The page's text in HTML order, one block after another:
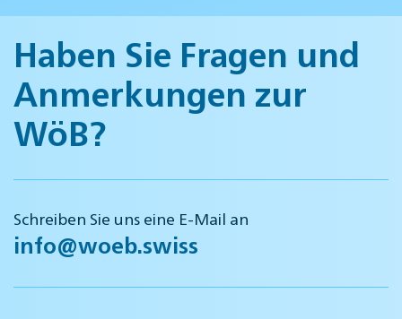
Haben Sie Fragen und
Anmerkungen zur
WöB?
Schreiben Sie uns eine E-Mail an
info@woeb.swiss